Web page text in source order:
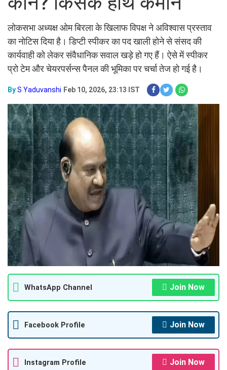
लोकसभा अध्यक्ष ओम बिरला के खिलाफ विपक्ष ने अविश्वास प्रस्ताव
का नोटिस दिया है। डिप्टी स्पीकर का पद खाली होने से संसद की
कार्यवाही को लेकर संवैधानिक सवाल खड़े हो गए हैं। ऐसे में स्पीकर
प्रो टेम और चेयरपर्सन्स पैनल की भूमिका पर चर्चा तेज हो गई है।
ByS Yaduvanshi Feb 10, 2026, 23:13 IST
WhatsApp Channel Join Now
Facebook Profile Join Now
Instagram Profile Join Now